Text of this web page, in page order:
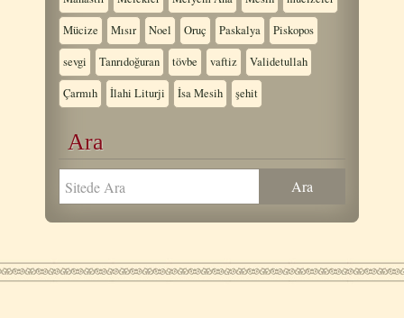
Mücize Mısır Noel Oruç Paskalya Piskopos
sevgi Tanrıdoğuran tövbe vaftiz Validetullah
Çarmıh İlahi Liturji İsa Mesih şehit
Ara